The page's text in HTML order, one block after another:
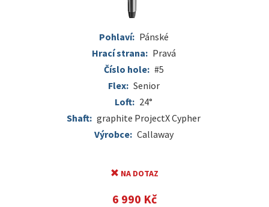
Pohlaví: Pánské
Hrací strana: Pravá
Číslo hole: #5
Flex: Senior
Loft: 24°
Shaft: graphite ProjectX Cypher
Výrobce: Callaway
NA DOTAZ
6 990 Kč